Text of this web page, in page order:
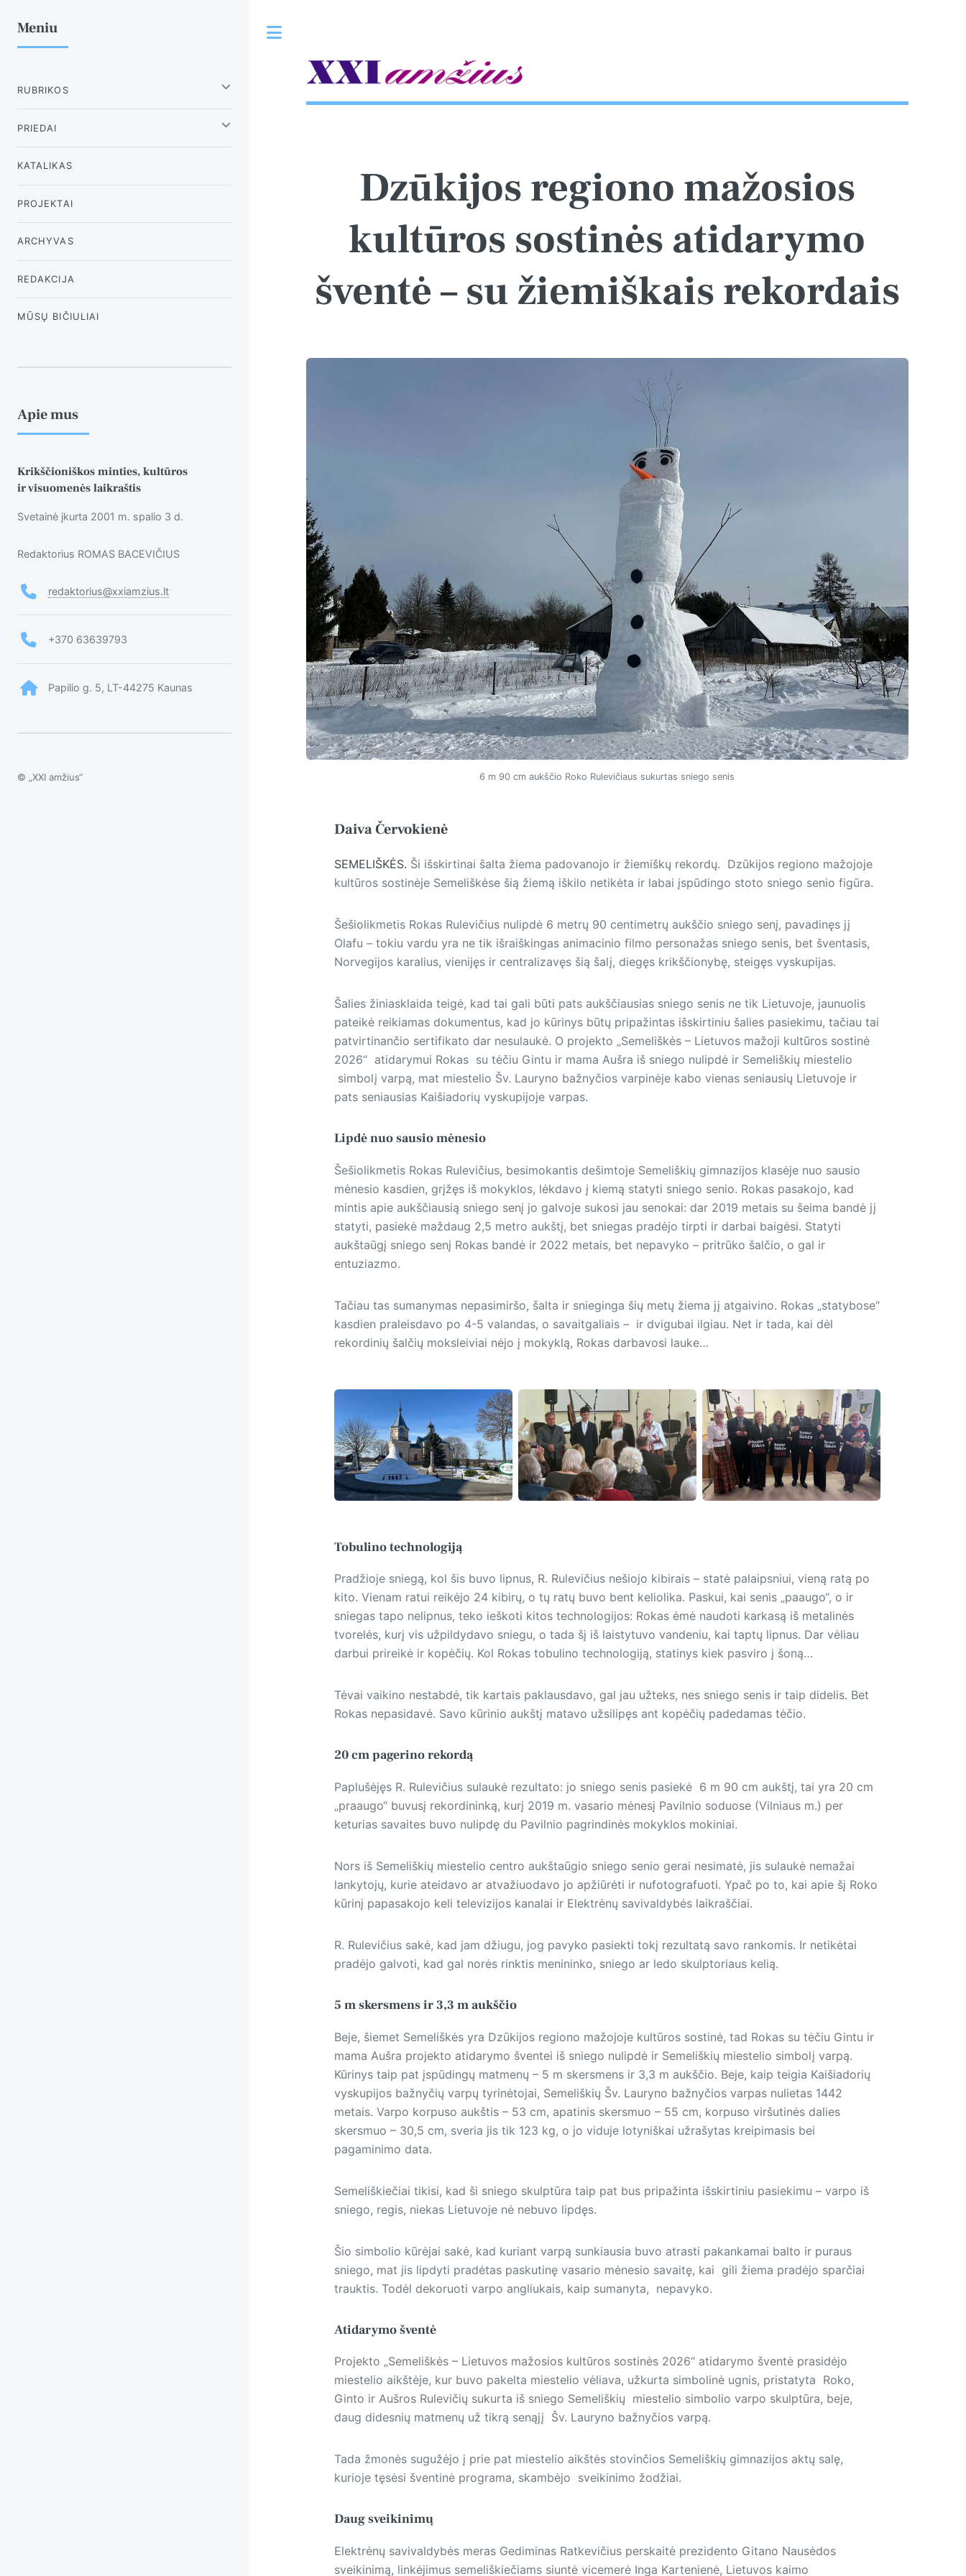
Dzūkijos regiono mažosios
kultūros sostinės atidarymo
šventė – su žiemiškais rekordais
6 m 90 cm aukščio Roko Rulevičiaus sukurtas sniego senis
Daiva Červokienė
SEMELIŠKĖS. Ši iš­skir­tinai šalta žiema padovanojo ir žiemiškų rekordų. Dzūkijos regiono mažojoje
kultūros sostinėje Semeliškėse šią žiemą iškilo netikėta ir labai įspūdingo stoto sniego senio figūra.
Šešiolikmetis Rokas Rulevičius nulipdė 6 metrų 90 centimetrų aukščio sniego senį, pavadinęs jį
Olafu – tokiu vardu yra ne tik išraiškingas animacinio filmo personažas sniego senis, bet šventasis,
Norvegijos karalius, vienijęs ir centralizavęs šią šalį, diegęs krikščionybę, steigęs vyskupijas.
Šalies žiniasklaida teigė, kad tai gali būti pats aukščiausias sniego senis ne tik Lietuvoje, jaunuolis
pateikė reikiamas dokumentus, kad jo kūrinys būtų pripažintas išskirtiniu šalies pasiekimu, tačiau tai
patvirtinančio sertifikato dar nesulaukė. O projekto „Semeliškės – Lietuvos mažoji kultūros sostinė
2026“ atidarymui Rokas su tėčiu Gintu ir mama Aušra iš sniego nulipdė ir Semeliškių miestelio
simbolį varpą, mat miestelio Šv. Lauryno bažnyčios varpinėje kabo vienas seniausių Lietuvoje ir
pats seniausias Kaišiadorių vyskupijoje varpas.
Lipdė nuo sausio mėnesio
Šešiolikmetis Rokas Rulevičius, besimokantis dešimtoje Semeliškių gimnazijos klasėje nuo sausio
mėnesio kasdien, grįžęs iš mokyklos, lėkdavo į kiemą statyti sniego senio. Rokas pasakojo, kad
mintis apie aukščiausią sniego senį jo galvoje sukosi jau senokai: dar 2019 metais su šeima bandė jį
statyti, pasiekė maždaug 2,5 metro aukštį, bet sniegas pradėjo tirpti ir darbai baigėsi. Statyti
aukštaūgį sniego senį Rokas bandė ir 2022 metais, bet nepavyko – pritrūko šalčio, o gal ir
entuziazmo.
Tačiau tas sumanymas nepasimiršo, šalta ir snieginga šių metų žiema jį atgaivino. Rokas „statybose“
kasdien praleisdavo po 4-5 valandas, o savaitgaliais – ir dvigubai ilgiau. Net ir tada, kai dėl
rekordinių šalčių moksleiviai nėjo į mokyklą, Rokas darbavosi lauke…
Tobulino technologiją
Pradžioje sniegą, kol šis buvo lipnus, R. Rulevičius nešiojo kibirais – statė palaipsniui, vieną ratą po
kito. Vienam ratui reikėjo 24 kibirų, o tų ratų buvo bent keliolika. Paskui, kai senis „paaugo“, o ir
sniegas tapo nelipnus, teko ieškoti kitos technologijos: Rokas ėmė naudoti karkasą iš metalinės
tvorelės, kurį vis užpildydavo sniegu, o tada šį iš laistytuvo vandeniu, kai taptų lipnus. Dar vėliau
darbui prireikė ir kopėčių. Kol Rokas tobulino technologiją, statinys kiek pasviro į šoną…
Tėvai vaikino nestabdė, tik kartais paklausdavo, gal jau užteks, nes sniego senis ir taip didelis. Bet
Rokas nepasidavė. Savo kūrinio aukštį matavo užsilipęs ant kopėčių padedamas tėčio.
20 cm pagerino rekordą
Paplušėjęs R. Rulevičius sulaukė rezultato: jo sniego senis pasiekė 6 m 90 cm aukštį, tai yra 20 cm
„praaugo“ buvusį rekordininką, kurį 2019 m. vasario mėnesį Pavilnio soduose (Vilniaus m.) per
keturias savaites buvo nulipdę du Pavilnio pagrindinės mokyklos mokiniai.
Nors iš Semeliškių miestelio cen­tro aukštaūgio sniego senio gerai nesimatė, jis sulaukė nemažai
lankytojų, kurie ateidavo ar atvažiuodavo jo apžiūrėti ir nufotografuoti. Ypač po to, kai apie šį Roko
kūrinį papasakojo keli televizijos kanalai ir Elektrėnų savivaldybės laikraščiai.
R. Rulevičius sakė, kad jam džiugu, jog pavyko pasiekti tokį rezultatą savo rankomis. Ir netikėtai
pradėjo galvoti, kad gal norės rinktis menininko, sniego ar ledo skulptoriaus kelią.
5 m skersmens ir 3,3 m aukščio
Beje, šiemet Semeliškės yra Dzūkijos regiono mažojoje kultūros sostinė, tad Rokas su tėčiu Gintu ir
mama Aušra projekto atidarymo šventei iš sniego nulipdė ir Semeliškių miestelio simbolį varpą.
Kūrinys taip pat įspūdingų matmenų – 5 m skers­mens ir 3,3 m aukščio. Beje, kaip teigia Kaišiadorių
vyskupijos bažnyčių varpų tyrinėtojai, Semeliškių Šv. Lauryno bažnyčios varpas nulietas 1442
metais. Varpo korpuso aukštis – 53 cm, apatinis skersmuo – 55 cm, korpuso viršutinės dalies
skersmuo – 30,5 cm, sveria jis tik 123 kg, o jo viduje lotyniškai užrašytas kreipimasis bei
pagaminimo data.
Semeliškiečiai tikisi, kad ši sniego skulptūra taip pat bus pripažinta išskirtiniu pasiekimu – varpo iš
sniego, regis, niekas Lietuvoje nė nebuvo lipdęs.
Šio simbolio kūrėjai sakė, kad kuriant varpą sunkiausia buvo atrasti pakankamai balto ir puraus
sniego, mat jis lipdyti pradėtas paskutinę vasario mėnesio savaitę, kai gili žiema pradėjo sparčiai
trauktis. Todėl dekoruoti varpo angliukais, kaip sumanyta, nepavyko.
Atidarymo šventė
Projekto „Semeliškės – Lietuvos mažosios kultūros sostinės 2026“ ati­darymo šventė prasidėjo
miestelio aikštėje, kur buvo pakelta miestelio vėliava, užkurta simbolinė ugnis, pristatyta Roko,
Ginto ir Aušros Rulevičių sukurta iš sniego Semeliškių miestelio simbolio varpo skulptūra, beje,
daug didesnių matmenų už tikrą senąjį Šv. Lauryno bažnyčios varpą.
Tada žmonės sugužėjo į prie pat miestelio aikštės stovinčios Semeliškių gimnazijos aktų salę,
kurioje tęsėsi šventinė programa, skambėjo svei­kinimo žodžiai.
Daug sveikinimų
Elektrėnų savivaldybės meras Gediminas Ratkevičius perskaitė prezidento Gitano Nausėdos
sveikinimą, linkėjimus semeliškiečiams siuntė vicemerė Inga Kartenienė, Lietuvos kaimo
Meniu
RUBRIKOS
PRIEDAI
KATALIKAS
PROJEKTAI
ARCHYVAS
REDAKCIJA
MŪSŲ BIČIULIAI
Apie mus
Krikščioniškos minties, kultūros
ir visuomenės laikraštis
Svetainė įkurta 2001 m. spalio 3 d.
Redaktorius ROMAS BACEVIČIUS
redaktorius@xxiamzius.lt
+370 63639793
Papilio g. 5, LT-44275 Kaunas
© „XXI amžius“